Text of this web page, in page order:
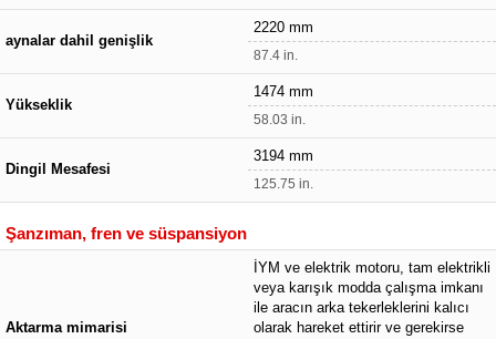
aynalar dahil genişlik
2220 mm
87.4 in.
Yükseklik
1474 mm
58.03 in.
Dingil Mesafesi
3194 mm
125.75 in.
Şanzıman, fren ve süspansiyon
Aktarma mimarisi
İYM ve elektrik motoru, tam elektrikli
veya karışık modda çalışma imkanı
ile aracın arka tekerleklerini kalıcı
olarak hareket ettirir ve gerekirse